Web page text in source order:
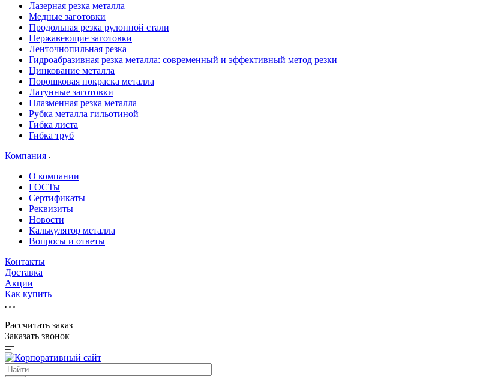
Лазерная резка металла
Медные заготовки
Продольная резка рулонной стали
Нержавеющие заготовки
Ленточнопильная резка
Гидроабразивная резка металла: современный и эффективный метод резки
Цинкование металла
Порошковая покраска металла
Латунные заготовки
Плазменная резка металла
Рубка металла гильотиной
Гибка листа
Гибка труб
Компания
О компании
ГОСТы
Сертификаты
Реквизиты
Новости
Калькулятор металла
Вопросы и ответы
Контакты
Доставка
Акции
Как купить
Рассчитать заказ
Заказать звонок